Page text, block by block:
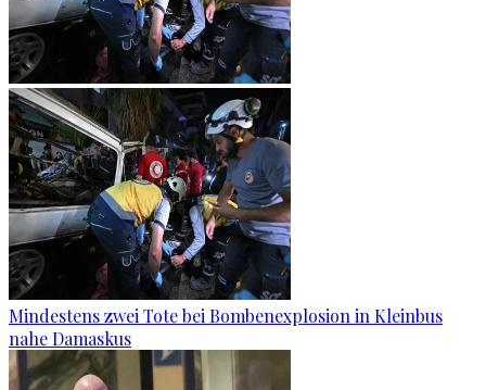
Mindestens zwei Tote bei Bombenexplosion in Kleinbus
nahe Damaskus